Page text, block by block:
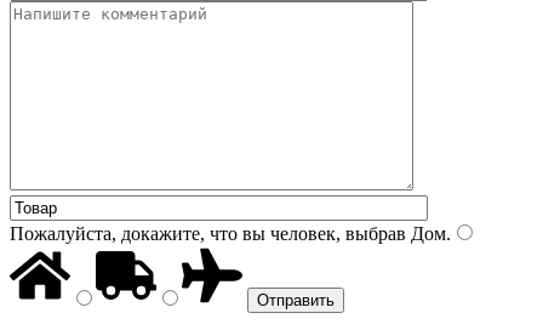
Пожалуйста, докажите, что вы человек, выбрав Дом.